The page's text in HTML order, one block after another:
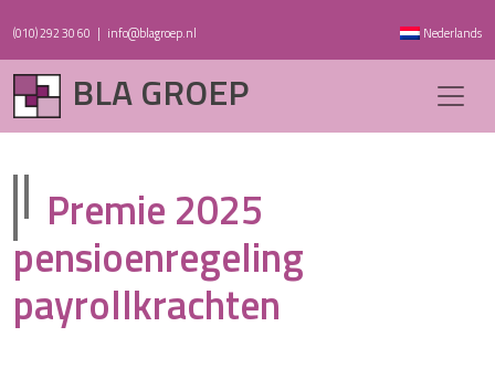
(010) 292 30 60 | info@blagroep.nl Nederlands
BLA GROEP
Premie 2025
pensioenregeling
payrollkrachten